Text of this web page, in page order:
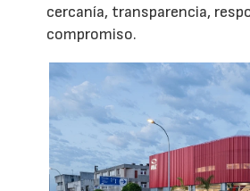
cercanía, transparencia,
compromiso.